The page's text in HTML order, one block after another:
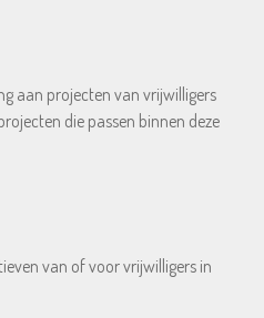
aan projecten van vrijwilligers
die passen binnen deze
van of voor vrijwilligers in